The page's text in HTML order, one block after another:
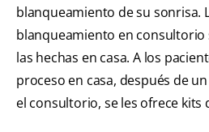
blanqueamiento de su sonrisa.
blanqueamiento en consultorio
las hechas en casa. A los
proceso en casa, después de
el consultorio, se les ofrece